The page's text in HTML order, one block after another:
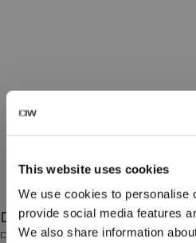
This website uses cookies
We use cookies to personalise
provide social media features
We also share information
Define Seamless 1/2 Zip
Define Seamless Collection